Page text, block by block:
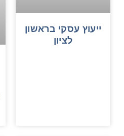
ייעוץ עסקי בראשון
לציון